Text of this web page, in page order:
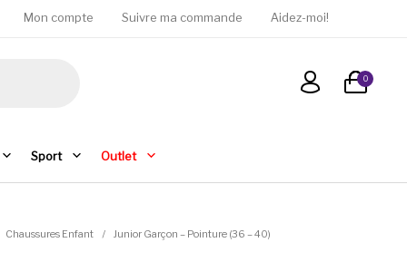
Mon compte Suivre ma commande Aidez-moi!
0
Sport Outlet
Chaussures Enfant / Junior Garçon – Pointure (36 – 40)